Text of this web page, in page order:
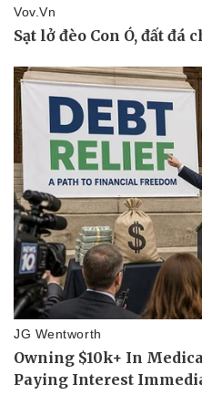
Thể thao
Bóng đá
Lịch thi đấu bóng đá
Thế giới thể thao
eSports
Hậu trường